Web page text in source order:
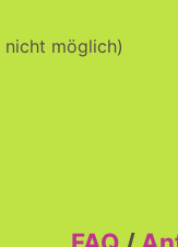
nicht möglich)